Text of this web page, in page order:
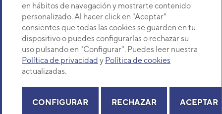
en hábitos de navegación y mostrarte contenido
personalizado. Al hacer click en "Aceptar"
consientes que todas las cookies se guarden en tu
dispositivo o puedes configurarlas o rechazar su
uso pulsando en "Configurar". Puedes leer nuestra
Política de privacidad y Política de cookies
actualizadas.
CONFIGURAR RECHAZAR ACEPTAR
Dónde Estamos
¿Buscas un servicio técnico?
Selecciona provincia
Provincia